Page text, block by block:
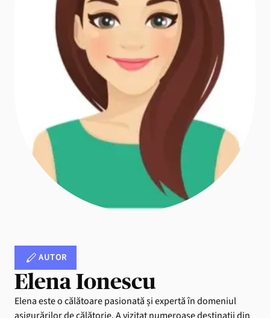
AUTOR
Elena Ionescu
Elena este o călătoare pasionată și expertă în domeniul